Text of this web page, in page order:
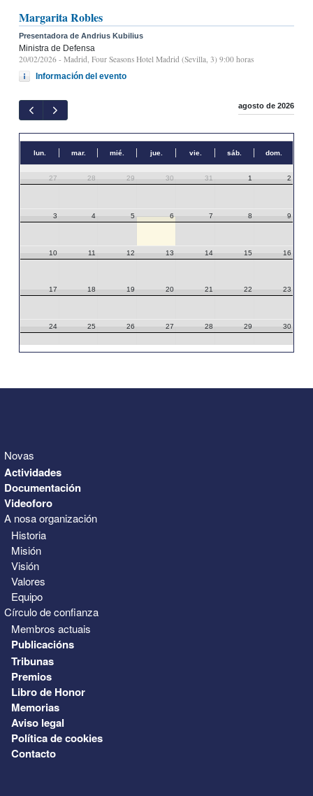
Margarita Robles
Presentadora de Andrius Kubilius
Ministra de Defensa
20/02/2026 - Madrid, Four Seasons Hotel Madrid (Sevilla, 3) 9:00 horas
Información del evento
agosto de 2026
lun. mar. mié. jue. vie. sáb. dom.
27 28 29 30 31 1 2
3 4 5 6 7 8 9
10 11 12 13 14 15 16
17 18 19 20 21 22 23
24 25 26 27 28 29 30
Novas
Actividades
Documentación
Videoforo
A nosa organización
Historia
Misión
Visión
Valores
Equipo
Círculo de confianza
Membros actuais
Publicacións
Tribunas
Premios
Libro de Honor
Memorias
Aviso legal
Política de cookies
Contacto